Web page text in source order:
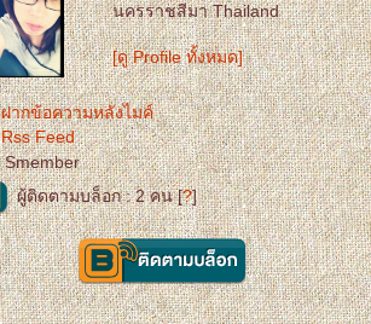
นครราชสีมา Thailand
[ดู Profile ทั้งหมด]
ฝากข้อความหลังไมค์
Rss Feed
Smember
ผู้ติดตามบล็อก : 2 คน [?]